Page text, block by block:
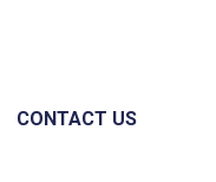
CONTACT US